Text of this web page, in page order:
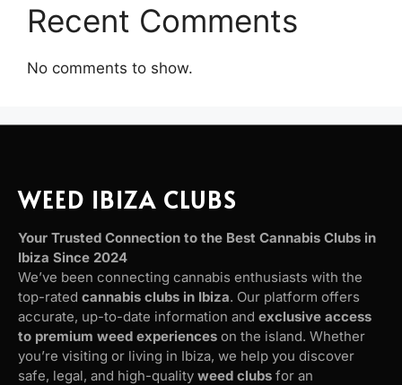
Recent Comments
No comments to show.
WEED IBIZA CLUBS
Your Trusted Connection to the Best Cannabis Clubs in
Ibiza Since 2024
We’ve been connecting cannabis enthusiasts with the
top-rated cannabis clubs in Ibiza. Our platform offers
accurate, up-to-date information and exclusive access
to premium weed experiences on the island. Whether
you’re visiting or living in Ibiza, we help you discover
safe, legal, and high-quality weed clubs for an